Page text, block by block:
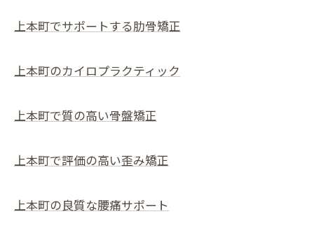
上本町でサポートする肋骨矯正
上本町のカイロプラクティック
上本町で質の高い骨盤矯正
上本町で評価の高い歪み矯正
上本町の良質な腰痛サポート